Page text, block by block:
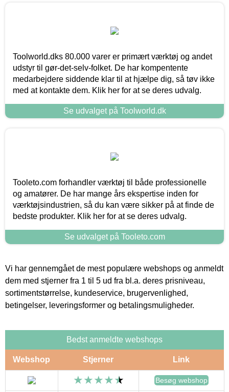
Toolworld.dks 80.000 varer er primært værktøj og andet
udstyr til gør-det-selv-folket. De har kompentente
medarbejdere siddende klar til at hjælpe dig, så tøv ikke
med at kontakte dem. Klik her for at se deres udvalg.
Se udvalget på Toolworld.dk
Tooleto.com forhandler værktøj til både professionelle
og amatører. De har mange års ekspertise inden for
værktøjsindustrien, så du kan være sikker på at finde de
bedste produkter. Klik her for at se deres udvalg.
Se udvalget på Tooleto.com
Vi har gennemgået de mest populære webshops og anmeldt
dem med stjerner fra 1 til 5 ud fra bl.a. deres prisniveau,
sortimentstørrelse, kundeservice, brugervenlighed,
betingelser, leveringsformer og betalingsmuligheder.
Bedst anmeldte webshops
Webshop Stjerner Link
Besøg webshop